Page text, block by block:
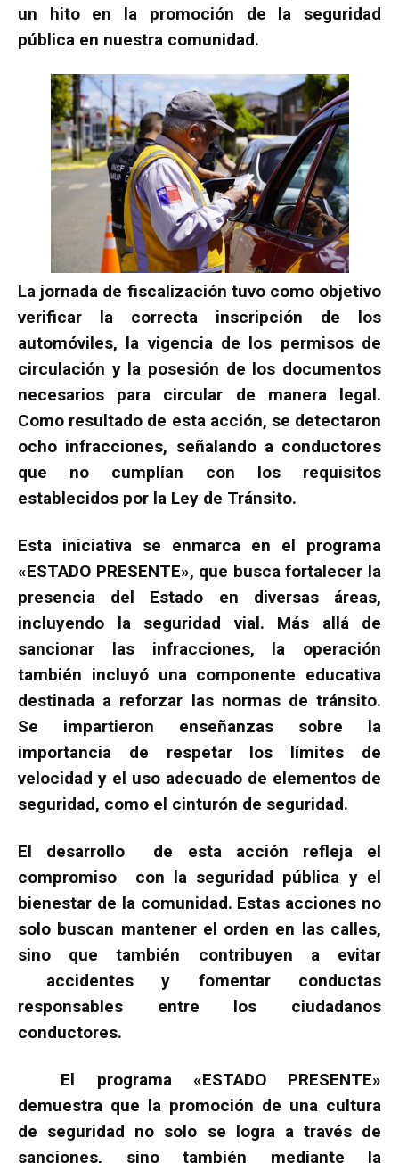
un hito en la promoción de la seguridad
pública en nuestra comunidad.
La jornada de fiscalización tuvo como objetivo
verificar la correcta inscripción de los
automóviles, la vigencia de los permisos de
circulación y la posesión de los documentos
necesarios para circular de manera legal.
Como resultado de esta acción, se detectaron
ocho infracciones, señalando a conductores
que no cumplían con los requisitos
establecidos por la Ley de Tránsito.
Esta iniciativa se enmarca en el programa
«ESTADO PRESENTE», que busca fortalecer la
presencia del Estado en diversas áreas,
incluyendo la seguridad vial. Más allá de
sancionar las infracciones, la operación
también incluyó una componente educativa
destinada a reforzar las normas de tránsito.
Se impartieron enseñanzas sobre la
importancia de respetar los límites de
velocidad y el uso adecuado de elementos de
seguridad, como el cinturón de seguridad.
El desarrollo de esta acción refleja el
compromiso con la seguridad pública y el
bienestar de la comunidad. Estas acciones no
solo buscan mantener el orden en las calles,
sino que también contribuyen a evitar
accidentes y fomentar conductas
responsables entre los ciudadanos
conductores.
El programa «ESTADO PRESENTE»
demuestra que la promoción de una cultura
de seguridad no solo se logra a través de
sanciones, sino también mediante la